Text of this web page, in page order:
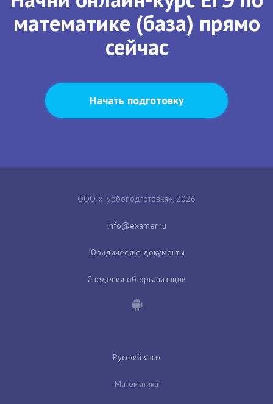
математике (база) прямо
сейчас
Начать подготовку
ООО «Турбоподготовка», 2026
Юридические документы
Сведения об организации
Русский язык
Математика